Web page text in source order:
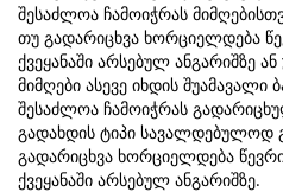
შესაძლოა ჩამოიჭრას
თუ გადარიცხვა ხორციელდება
ქვეყანაში არსებულ ანგარიშზე
მიმღები ასევე იხდის შუამავალი
შესაძლოა ჩამოიჭრას
გადახდის ტიპი სავალდებულოდ
გადარიცხვა ხორციელდება
ქვეყანაში არსებულ ანგარიშზე.